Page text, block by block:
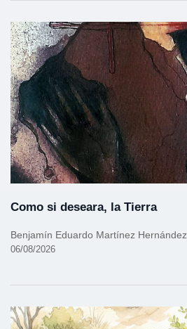
Como si deseara, la Tierra
Benjamín Eduardo Martínez Hernández
06/08/2026